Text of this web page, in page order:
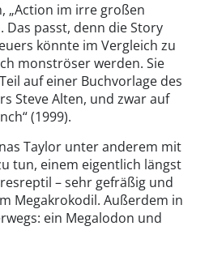
„Action im irre großen
Das passt, denn die Story
könnte im Vergleich zu
monströser werden. Sie
auf einer Buchvorlage des
Steve Alten, und zwar auf
(1999).
Taylor unter anderem mit
tun, einem eigentlich längst
– sehr gefräßig und
Megakrokodil. Außerdem in
ein Megalodon und